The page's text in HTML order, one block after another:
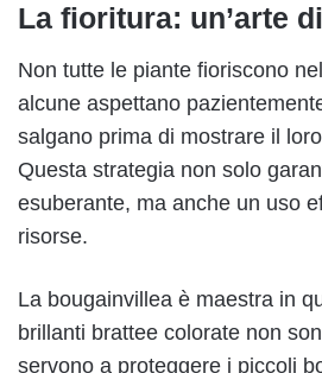
La fioritura: un’arte
Non tutte le piante fioriscono
alcune aspettano
salgano prima di mostrare il
Questa strategia non solo
esuberante, ma anche un uso
risorse.
La bougainvillea è maestra in
brillanti brattee colorate non
servono a proteggere i piccoli